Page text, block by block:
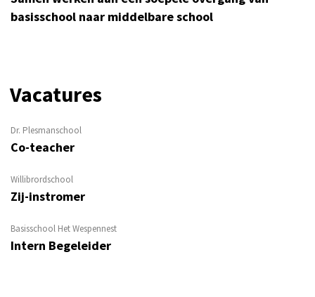
basisschool naar middelbare school
Vacatures
Dr. Plesmanschool
Co-teacher
Willibrordschool
Zij-instromer
Basisschool Het Wespennest
Intern Begeleider